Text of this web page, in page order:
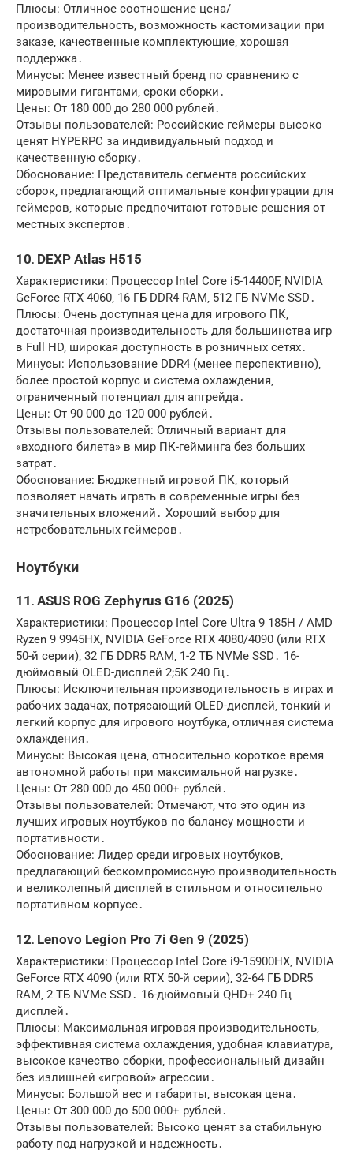
Плюсы: Отличное соотношение цена/
производительность‚ возможность кастомизации при
заказе‚ качественные комплектующие‚ хорошая
поддержка․
Минусы: Менее известный бренд по сравнению с
мировыми гигантами‚ сроки сборки․
Цены: От 180 000 до 280 000 рублей․
Отзывы пользователей: Российские геймеры высоко
ценят HYPERPC за индивидуальный подход и
качественную сборку․
Обоснование: Представитель сегмента российских
сборок‚ предлагающий оптимальные конфигурации для
геймеров‚ которые предпочитают готовые решения от
местных экспертов․
10․ DEXP Atlas H515
Характеристики: Процессор Intel Core i5-14400F‚ NVIDIA
GeForce RTX 4060‚ 16 ГБ DDR4 RAM‚ 512 ГБ NVMe SSD․
Плюсы: Очень доступная цена для игрового ПК‚
достаточная производительность для большинства игр
в Full HD‚ широкая доступность в розничных сетях․
Минусы: Использование DDR4 (менее перспективно)‚
более простой корпус и система охлаждения‚
ограниченный потенциал для апгрейда․
Цены: От 90 000 до 120 000 рублей․
Отзывы пользователей: Отличный вариант для
«входного билета» в мир ПК-гейминга без больших
затрат․
Обоснование: Бюджетный игровой ПК‚ который
позволяет начать играть в современные игры без
значительных вложений․ Хороший выбор для
нетребовательных геймеров․
Ноутбуки
11․ ASUS ROG Zephyrus G16 (2025)
Характеристики: Процессор Intel Core Ultra 9 185H / AMD
Ryzen 9 9945HX‚ NVIDIA GeForce RTX 4080/4090 (или RTX
50-й серии)‚ 32 ГБ DDR5 RAM‚ 1-2 ТБ NVMe SSD․ 16-
дюймовый OLED-дисплей 2;5K 240 Гц․
Плюсы: Исключительная производительность в играх и
рабочих задачах‚ потрясающий OLED-дисплей‚ тонкий и
легкий корпус для игрового ноутбука‚ отличная система
охлаждения․
Минусы: Высокая цена‚ относительно короткое время
автономной работы при максимальной нагрузке․
Цены: От 280 000 до 450 000+ рублей․
Отзывы пользователей: Отмечают‚ что это один из
лучших игровых ноутбуков по балансу мощности и
портативности․
Обоснование: Лидер среди игровых ноутбуков‚
предлагающий бескомпромиссную производительность
и великолепный дисплей в стильном и относительно
портативном корпусе․
12․ Lenovo Legion Pro 7i Gen 9 (2025)
Характеристики: Процессор Intel Core i9-15900HX‚ NVIDIA
GeForce RTX 4090 (или RTX 50-й серии)‚ 32-64 ГБ DDR5
RAM‚ 2 ТБ NVMe SSD․ 16-дюймовый QHD+ 240 Гц
дисплей․
Плюсы: Максимальная игровая производительность‚
эффективная система охлаждения‚ удобная клавиатура‚
высокое качество сборки‚ профессиональный дизайн
без излишней «игровой» агрессии․
Минусы: Большой вес и габариты‚ высокая цена․
Цены: От 300 000 до 500 000+ рублей․
Отзывы пользователей: Высоко ценят за стабильную
работу под нагрузкой и надежность․